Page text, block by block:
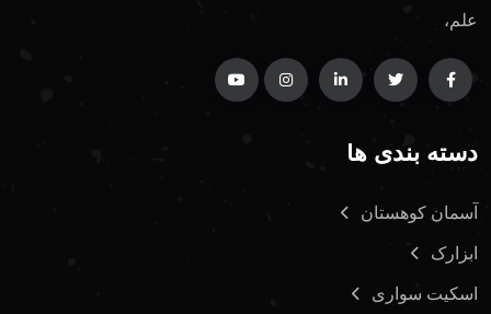
علم،
دسته بندی ها
آسمان کوهستان
ابزارک
اسکیت سواری